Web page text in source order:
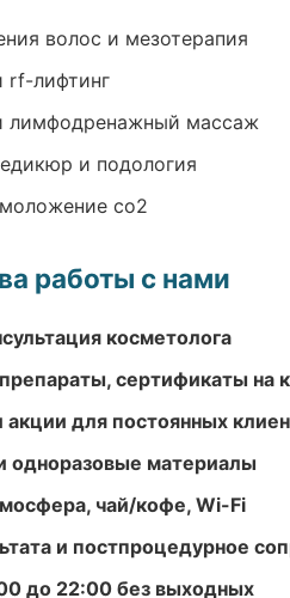
волос и мезотерапия
rf-лифтинг
лимфодренажный массаж
и подология
co2
работы с нами
косметолога
сертификаты на
акции для постоянных
одноразовые материалы
чай/кофе, Wi-Fi
и постпроцедурное
до 22:00 без выходных